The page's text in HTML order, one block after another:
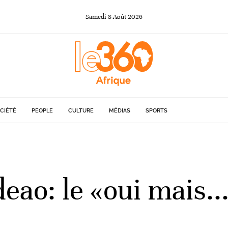
Samedi 8Août2026
PEOPLE CULTURE MÉDIAS SPORTS
le «oui